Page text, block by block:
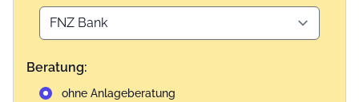
Beratung:
ohne Anlageberatung